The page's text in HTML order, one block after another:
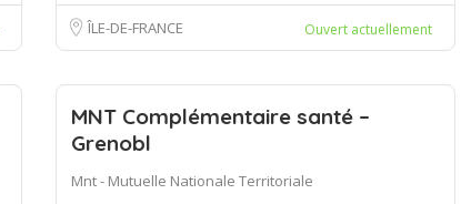
ÎLE-DE-FRANCE Ouvert actuellement
MNT Complémentaire santé –
Grenobl
Mnt - Mutuelle Nationale Territoriale